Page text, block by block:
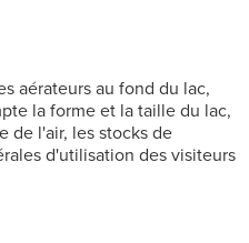
aérateurs au fond du lac,
la forme et la taille du lac,
de l'air, les stocks de
d'utilisation des visiteurs